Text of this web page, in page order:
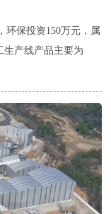
环保投资150万元，属
生产线产品主要为